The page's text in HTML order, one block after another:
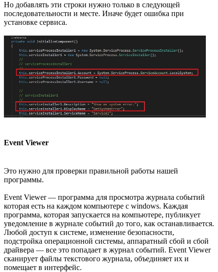
Но добавлять эти строки нужно только в следующей
последовательности и месте. Иначе будет ошибка при
установке сервиса.
Event Viewer
Это нужно для проверки правильной работы нашей
программы.
Event Viewer — программа для просмотра журнала событий
которая есть на каждом компьютере с windows. Каждая
программа, которая запускается на компьютере, публикует
уведомление в журнале событий до того, как останавливается.
Любой доступ к системе, изменение безопасности,
подстройка операционной системы, аппаратный сбой и сбой
драйвера — все это попадает в журнал событий. Event Viewer
сканирует файлы текстового журнала, объединяет их и
помещает в интерфейс.